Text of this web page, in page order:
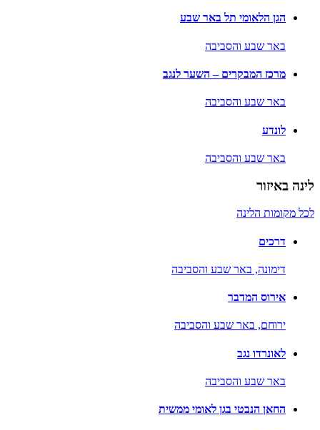
הגן הלאומי תל באר שבע
באר שבע והסביבה
מרכז המבקרים – השער לנגב
באר שבע והסביבה
לונדע
באר שבע והסביבה
לינה באיזור
לכל מקומות הלינה
דרכים
דימונה, באר שבע והסביבה
אירוס המדבר
ירוחם, באר שבע והסביבה
לאונרדו נגב
באר שבע והסביבה
החאן הנבטי בגן לאומי ממשית